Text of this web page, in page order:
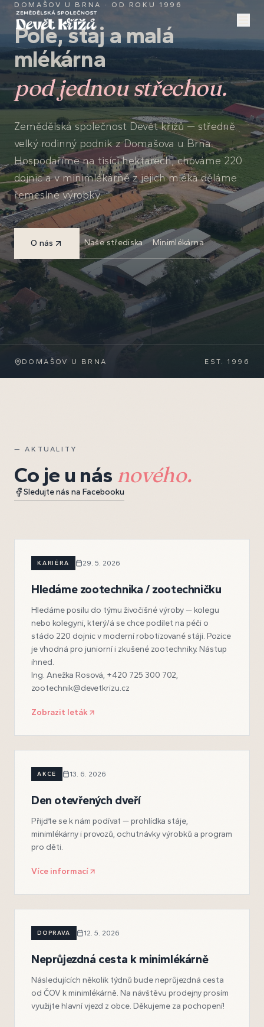
DOMAŠOV U BRNA · OD ROKU 1996
Pole, stáj a malá
mlékárna
pod jednou střechou.
Zemědělská společnost Devět křížů — středně
velký rodinný podnik z Domašova u Brna.
Hospodaříme na tisíci hektarech, chováme 220
dojnic a v minimlékárně z jejich mléka děláme
řemeslné výrobky.
O nás Naše střediska Minimlékárna
DOMAŠOV U BRNA EST. 1996
— AKTUALITY
Co je u nás nového.
Sledujte nás na Facebooku
KARIÉRA 29. 5. 2026
Hledáme zootechnika / zootechničku
Hledáme posilu do týmu živočišné výroby — kolegu
nebo kolegyni, který/á se chce podílet na péči o
stádo 220 dojnic v moderní robotizované stáji. Pozice
je vhodná pro juniorní i zkušené zootechniky. Nástup
ihned.
Ing. Anežka Rosová, +420 725 300 702,
zootechnik@devetkrizu.cz
Zobrazit leták
AKCE 13. 6. 2026
Den otevřených dveří
Přijďte se k nám podívat — prohlídka stáje,
minimlékárny i provozů, ochutnávky výrobků a program
pro děti.
Více informací
DOPRAVA 12. 5. 2026
Neprůjezdná cesta k minimlékárně
Následujících několik týdnů bude neprůjezdná cesta
od ČOV k minimlékárně. Na návštěvu prodejny prosím
využijte hlavní vjezd z obce. Děkujeme za pochopení!